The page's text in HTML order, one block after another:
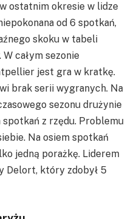
w ostatnim okresie w lidze
od 6 spotkań,
skoku w tabeli
całym sezonie
jest gra w kratkę.
brak serii wygranych. Na
sezonu drużynie
spotkań z rzędu. Problemu
Na osiem spotkań
jedną porażkę. Liderem
Delort, który zdobył 5